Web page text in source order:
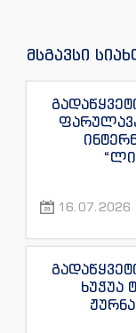
მსგავსი
16.07.2026
ხუჭუა